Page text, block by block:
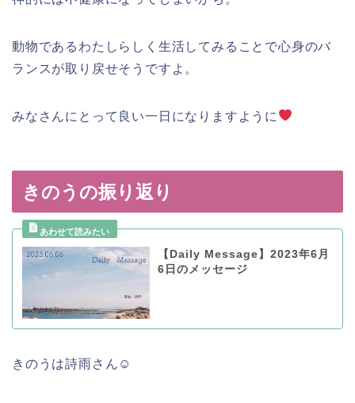
動物であるわたしらしく生活してみることで心身のバ
ランスが取り戻せそうですよ。
みなさんにとって良い一日になりますように
きのうの振り返り
【Daily Message】2023年6月
6日のメッセージ
きのうは詩雨さん☺